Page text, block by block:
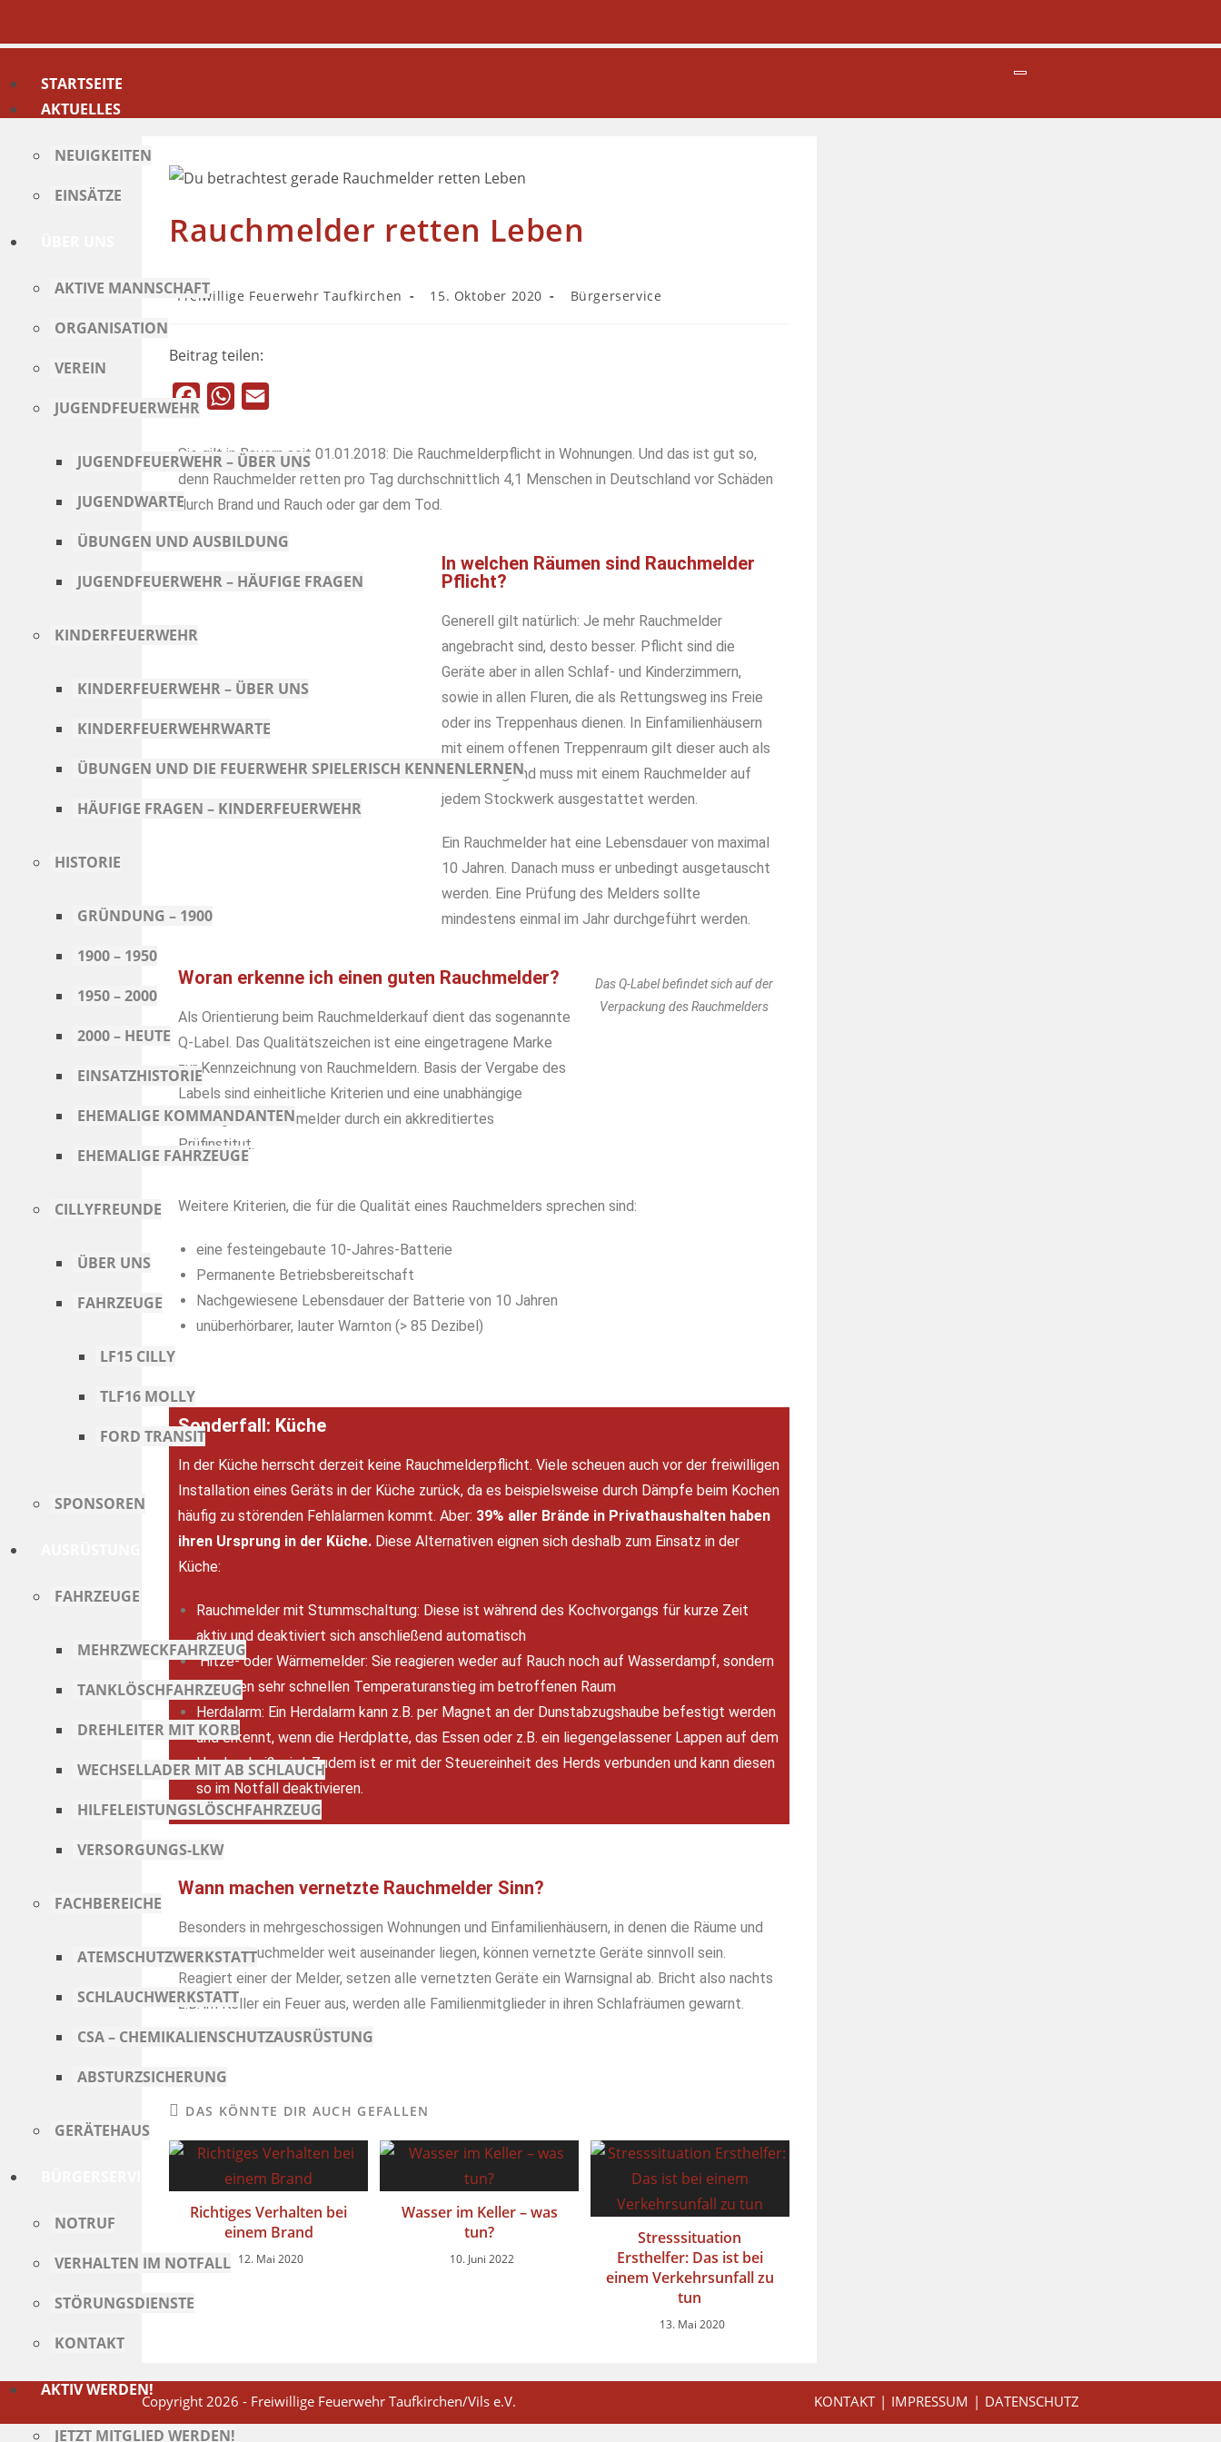
STARTSEITE
AKTUELLES
NEUIGKEITEN
EINSÄTZE
AKTIVE MANNSCHAFT
ORGANISATION
VEREIN
JUGENDFEUERWEHR
JUGENDFEUERWEHR – ÜBER UNS
JUGENDWARTE
ÜBUNGEN UND AUSBILDUNG
JUGENDFEUERWEHR – HÄUFIGE FRAGEN
KINDERFEUERWEHR
KINDERFEUERWEHR – ÜBER UNS
KINDERFEUERWEHRWARTE
ÜBUNGEN UND DIE FEUERWEHR SPIELERISCH KENNENLERNEN
HÄUFIGE FRAGEN – KINDERFEUERWEHR
HISTORIE
GRÜNDUNG – 1900
1900 – 1950
1950 – 2000
2000 – HEUTE
EINSATZHISTORIE
EHEMALIGE KOMMANDANTEN
EHEMALIGE FAHRZEUGE
CILLYFREUNDE
ÜBER UNS
FAHRZEUGE
LF15 CILLY
TLF16 MOLLY
FORD TRANSIT
SPONSOREN
FAHRZEUGE
MEHRZWECKFAHRZEUG
TANKLÖSCHFAHRZEUG
DREHLEITER MIT KORB
WECHSELLADER MIT AB SCHLAUCH
HILFELEISTUNGSLÖSCHFAHRZEUG
VERSORGUNGS-LKW
FACHBEREICHE
ATEMSCHUTZWERKSTATT
SCHLAUCHWERKSTATT
CSA – CHEMIKALIENSCHUTZAUSRÜSTUNG
ABSTURZSICHERUNG
GERÄTEHAUS
NOTRUF
VERHALTEN IM NOTFALL
STÖRUNGSDIENSTE
KONTAKT
AKTIV WERDEN!
JETZT MITGLIED WERDEN!
Rauchmelder retten Leben
Freiwillige Feuerwehr Taufkirchen 15. Oktober 2020 Bürgerservice
Beitrag teilen:
c
e
b
o
k
W
a
t
s
A
p
a
i
l
Sie gilt in Bayern seit 01.01.2018: Die Rauchmelderpflicht in Wohnungen. Und das ist gut so,
denn Rauchmelder retten pro Tag durchschnittlich 4,1 Menschen in Deutschland vor Schäden
durch Brand und Rauch oder gar dem Tod.
In welchen Räumen sind Rauchmelder
Pflicht?
Generell gilt natürlich: Je mehr Rauchmelder
angebracht sind, desto besser. Pflicht sind die
Geräte aber in allen Schlaf- und Kinderzimmern,
sowie in allen Fluren, die als Rettungsweg ins Freie
oder ins Treppenhaus dienen. In Einfamilienhäusern
mit einem offenen Treppenraum gilt dieser auch als
Fluchtweg und muss mit einem Rauchmelder auf
jedem Stockwerk ausgestattet werden.
Ein Rauchmelder hat eine Lebensdauer von maximal
10 Jahren. Danach muss er unbedingt ausgetauscht
werden. Eine Prüfung des Melders sollte
mindestens einmal im Jahr durchgeführt werden.
Woran erkenne ich einen guten Rauchmelder?
Als Orientierung beim Rauchmelderkauf dient das sogenannte
Q-Label. Das Qualitätszeichen ist eine eingetragene Marke
zur Kennzeichnung von Rauchmeldern. Basis der Vergabe des
Labels sind einheitliche Kriterien und eine unabhängige
Prüfung der Rauchmelder durch ein akkreditiertes
Prüfinstitut.
Das Q-Label befindet sich auf der
Verpackung des Rauchmelders
Weitere Kriterien, die für die Qualität eines Rauchmelders sprechen sind:
eine festeingebaute 10-Jahres-Batterie
Permanente Betriebsbereitschaft
Nachgewiesene Lebensdauer der Batterie von 10 Jahren
unüberhörbarer, lauter Warnton (> 85 Dezibel)
Sonderfall: Küche
In der Küche herrscht derzeit keine Rauchmelderpflicht. Viele scheuen auch vor der freiwilligen
Installation eines Geräts in der Küche zurück, da es beispielsweise durch Dämpfe beim Kochen
häufig zu störenden Fehlalarmen kommt. Aber: 39% aller Brände in Privathaushalten haben
ihren Ursprung in der Küche. Diese Alternativen eignen sich deshalb zum Einsatz in der
Küche:
Rauchmelder mit Stummschaltung: Diese ist während des Kochvorgangs für kurze Zeit
aktiv und deaktiviert sich anschließend automatisch
Hitze- oder Wärmemelder: Sie reagieren weder auf Rauch noch auf Wasserdampf, sondern
auf einen sehr schnellen Temperaturanstieg im betroffenen Raum
Herdalarm: Ein Herdalarm kann z.B. per Magnet an der Dunstabzugshaube befestigt werden
und erkennt, wenn die Herdplatte, das Essen oder z.B. ein liegengelassener Lappen auf dem
Herd zu heiß wird. Zudem ist er mit der Steuereinheit des Herds verbunden und kann diesen
so im Notfall deaktivieren.
Wann machen vernetzte Rauchmelder Sinn?
Besonders in mehrgeschossigen Wohnungen und Einfamilienhäusern, in denen die Räume und
somit die Rauchmelder weit auseinander liegen, können vernetzte Geräte sinnvoll sein.
Reagiert einer der Melder, setzen alle vernetzten Geräte ein Warnsignal ab. Bricht also nachts
z.B. im Keller ein Feuer aus, werden alle Familienmitglieder in ihren Schlafräumen gewarnt.
DAS KÖNNTE DIR AUCH GEFALLEN
Richtiges Verhalten bei
einem Brand
12. Mai 2020
Wasser im Keller – was
tun?
10. Juni 2022
Stresssituation
Ersthelfer: Das ist bei
einem Verkehrsunfall zu
tun
13. Mai 2020
KONTAKT IMPRESSUM DATENSCHUTZ
Copyright 2026 - Freiwillige Feuerwehr Taufkirchen/Vils e.V.